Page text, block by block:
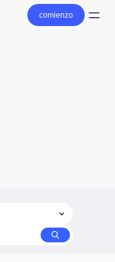
comienzo
comienzo